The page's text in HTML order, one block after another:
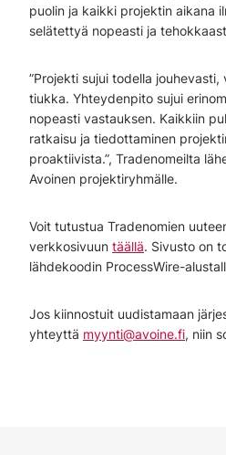
puolin ja kaikki projektin aikana
selätettyä nopeasti ja
”Projekti sujui todella
tiukka. Yhteydenpito sujui
nopeasti vastauksen. Kaikkiin
ratkaisu ja tiedottaminen
proaktiivista.”, Tradenomeilta
Avoinen projektiryhmälle.
Voit tutustua Tradenomien
verkkosivuun täällä. Sivusto on
lähdekoodin ProcessWire-
Jos kiinnostuit uudistamaan
yhteyttä myynti@avoine.fi, niin